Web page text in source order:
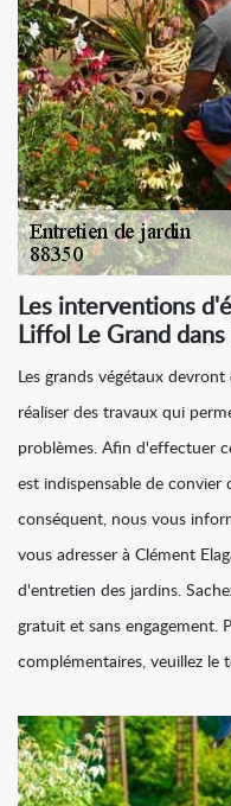
Les interventions
Liffol Le Grand
Les grands végétaux
réaliser des travaux qui
problèmes. Afin d'effectuer
est indispensable de convier
conséquent, nous vous
vous adresser à Clément
d'entretien des jardins.
gratuit et sans engagement.
complémentaires, veuillez le